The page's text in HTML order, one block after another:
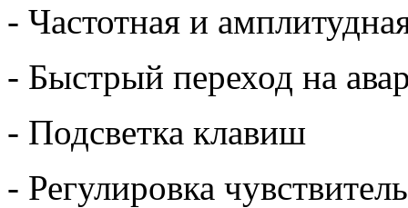
- Частотная и
- Быстрый переход на
- Подсветка клавиш
- Регулировка